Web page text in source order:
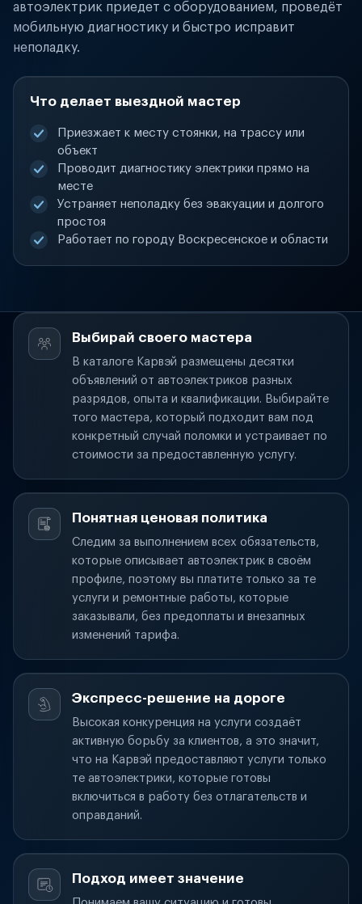
автоэлектрик приедет с оборудованием, проведёт
мобильную диагностику и быстро исправит
неполадку.
Что делает выездной мастер
Приезжает к месту стоянки, на трассу или
объект
Проводит диагностику электрики прямо на
месте
Устраняет неполадку без эвакуации и долгого
простоя
Работает по городу Воскресенское и области
Выбирай своего мастера
В каталоге Карвэй размещены десятки
объявлений от автоэлектриков разных
разрядов, опыта и квалификации. Выбирайте
того мастера, который подходит вам под
конкретный случай поломки и устраивает по
стоимости за предоставленную услугу.
Понятная ценовая политика
Следим за выполнением всех обязательств,
которые описывает автоэлектрик в своём
профиле, поэтому вы платите только за те
услуги и ремонтные работы, которые
заказывали, без предоплаты и внезапных
изменений тарифа.
Экспресс-решение на дороге
Высокая конкуренция на услуги создаёт
активную борьбу за клиентов, а это значит,
что на Карвэй предоставляют услуги только
те автоэлектрики, которые готовы
включиться в работу без отлагательств и
оправданий.
Подход имеет значение